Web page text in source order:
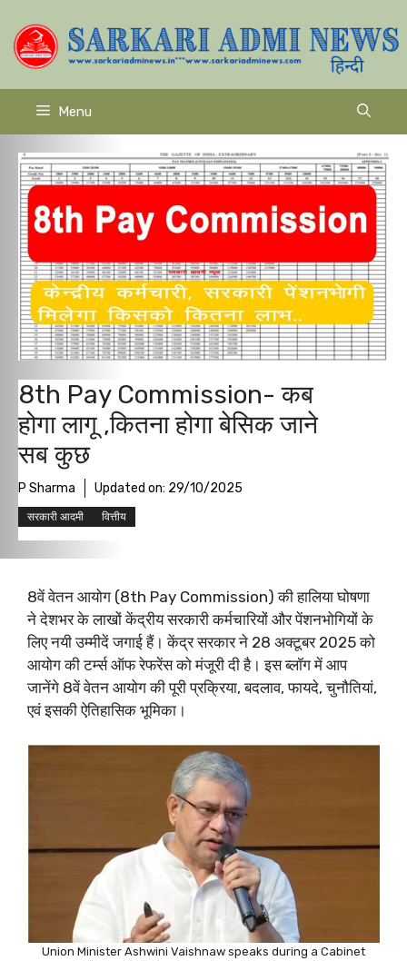
to
content
Menu
8th Pay Commission- कब
होगा लागू ,कितना होगा बेसिक जाने
सब कुछ
P Sharma Updated on: 29/10/2025
सरकारी आदमी वित्तीय
8वें वेतन आयोग (8th Pay Commission) की हालिया घोषणा
ने देशभर के लाखों केंद्रीय सरकारी कर्मचारियों और पेंशनभोगियों के
लिए नयी उम्मीदें जगाई हैं। केंद्र सरकार ने 28 अक्टूबर 2025 को
आयोग की टर्म्स ऑफ रेफरेंस को मंजूरी दी है। इस ब्लॉग में आप
जानेंगे 8वें वेतन आयोग की पूरी प्रक्रिया, बदलाव, फायदे, चुनौतियां,
एवं इसकी ऐतिहासिक भूमिका।​
Union Minister Ashwini Vaishnaw speaks during a Cabinet